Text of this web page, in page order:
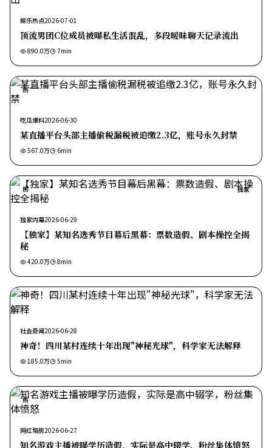
娱乐热点2026-07-01
顶流男团C位成员被曝私生活混乱，多段暧昧聊天记录流出
890.0万 7min
热
吃瓜爆料2026-06-30
某直播平台头部主播偷税漏税被追缴2.3亿，账号永久封禁
567.0万 6min
热 独家
独家内幕2026-06-29
【独家】某知名选秀节目幕后黑幕：票数造假、剧本操控全揭
秘
420.0万 8min
社会奇闻2026-06-28
神奇！四川某村连续十年出现"神秘光球"，科学家无法解释
185.0万 5min
热
网红塌房2026-06-27
知名游戏主播被曝学历造假，实际是高中辍学，粉丝集体愤怒